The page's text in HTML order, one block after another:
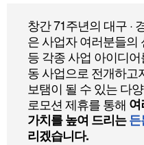
창간 71주년의 대구 ·
은 사업자 여러분들의
등 각종 사업 아이디
동 사업으로 전개하고
보탬이 될 수 있는 다
로모션 제휴를 통해
가치를 높여 드리는
리겠습니다.